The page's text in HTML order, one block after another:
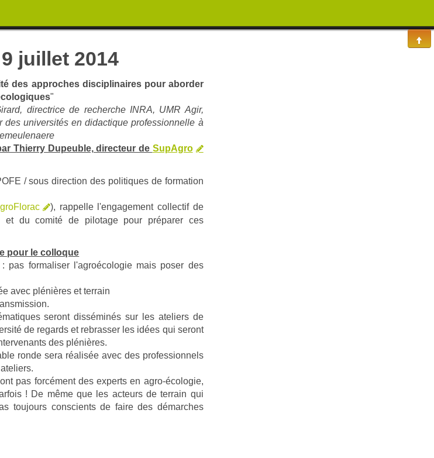
juillet 2014
des approches disciplinaires pour aborder
"
, directrice de recherche INRA, UMR Agir,
des universités en didactique professionnelle à
Thierry Dupeuble, directeur de SupAgro
/ sous direction des politiques de formation
), rappelle l'engagement collectif de
et du comité de pilotage pour préparer ces
pour le colloque
pas formaliser l'agroécologie mais poser des
avec plénières et terrain
seront disséminés sur les ateliers de
de regards et rebrasser les idées qui seront
des plénières.
ronde sera réalisée avec des professionnels
pas forcément des experts en agro-écologie,
! De même que les acteurs de terrain qui
toujours conscients de faire des démarches